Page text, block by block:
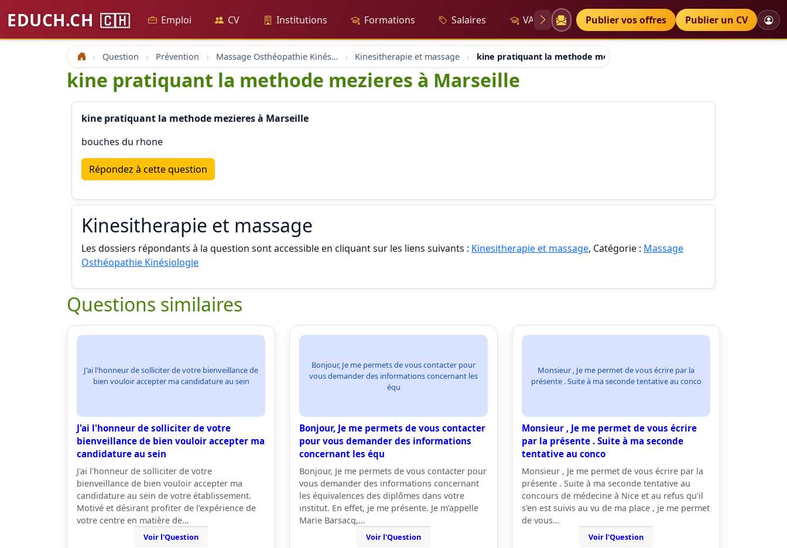
EDUCH.CH 🇨🇭 Emploi CV Institutions Formations Salaires VAE Diplômes Petites annonces
Publier vos offres Publier un CV
Accueil Question Prévention Massage Osthéopathie Kinésiologie Kinesitherapie et massage kine pratiquant la methode mezieres à Marseille
kine pratiquant la methode mezieres à Marseille
kine pratiquant la methode mezieres à Marseille
bouches du rhone
Répondez à cette question
Kinesitherapie et massage
Les dossiers répondants à la question sont accessible en cliquant sur les liens suivants : Kinesitherapie et massage, Catégorie : Massage
Osthéopathie Kinésiologie
Questions similaires
J'ai l'honneur de solliciter de votre bienveillance de
bien vouloir accepter ma candidature au sein
J'ai l'honneur de solliciter de votre
bienveillance de bien vouloir accepter ma
candidature au sein
J'ai l'honneur de solliciter de votre
bienveillance de bien vouloir accepter ma
candidature au sein de votre établissement.
Motivé et désirant profiter de l'expérience de
votre centre en matière de…
Voir l'Question
Bonjour, Je me permets de vous contacter pour
vous demander des informations concernant les
équ
Bonjour, Je me permets de vous contacter
pour vous demander des informations
concernant les équ
Bonjour, Je me permets de vous contacter pour
vous demander des informations concernant
les équivalences des diplômes dans votre
institut. En effet, je me présente. Je m'appelle
Marie Barsacq,…
Voir l'Question
Monsieur , Je me permet de vous écrire par la
présente . Suite à ma seconde tentative au conco
Monsieur , Je me permet de vous écrire
par la présente . Suite à ma seconde
tentative au conco
Monsieur , Je me permet de vous écrire par la
présente . Suite à ma seconde tentative au
concours de médecine à Nice et au refus qu'il
s'en est suivis au vu de ma place , je me permet
de vous…
Voir l'Question